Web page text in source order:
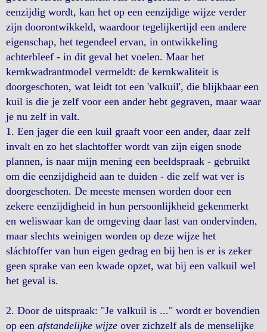
eenzijdig wordt, kan het op een eenzijdige wijze verder
zijn doorontwikkeld, waardoor tegelijkertijd een andere
eigenschap, het tegendeel ervan, in ontwikkeling
achterbleef - in dit geval het voelen. Maar het
kernkwadrantmodel vermeldt: de kernkwaliteit is
doorgeschoten, wat leidt tot een 'valkuil', die blijkbaar een
kuil is die je zelf voor een ander hebt gegraven, maar waar
je nu zelf in valt.
1. Een jager die een kuil graaft voor een ander, daar zelf
invalt en zo het slachtoffer wordt van zijn eigen snode
plannen, is naar mijn mening een beeldspraak - gebruikt
om die eenzijdigheid aan te duiden - die zelf wat ver is
doorgeschoten. De meeste mensen worden door een
zekere eenzijdigheid in hun persoonlijkheid gekenmerkt
en weliswaar kan de omgeving daar last van ondervinden,
maar slechts weinigen worden op deze wijze het
sláchtoffer van hun eigen gedrag en bij hen is er is zeker
geen sprake van een kwade opzet, wat bij een valkuil wel
het geval is.
2. Door de uitspraak: "Je valkuil is ..." wordt er bovendien
op een afstandelijke wijze over zichzelf als de menselijke